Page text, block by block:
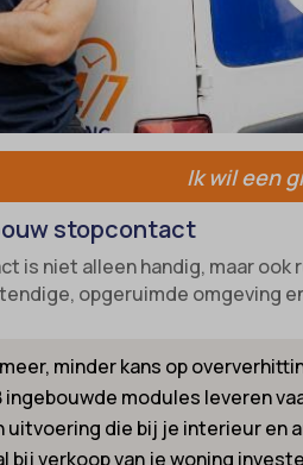
Ik wil een
stopcontact
is niet alleen handig, maar
opgeruimde omgeving
minder kans op
ingebouwde modules leveren
uitvoering die bij je interieur en
bij verkoop van je woning
cmplz_marketing
cookielawinfo-checkbox-*
consent
et-editor-available-post-*
cookies-state
sajssdk_2015_cross_new_user
uc_user_interaction
_gcl_aw
Andere diensten
Deze categorie omvat alle cookies,
categorieën vallen of niet duidelijk zijn
_ketch_consent_v1_
_upscope__region
amp_*